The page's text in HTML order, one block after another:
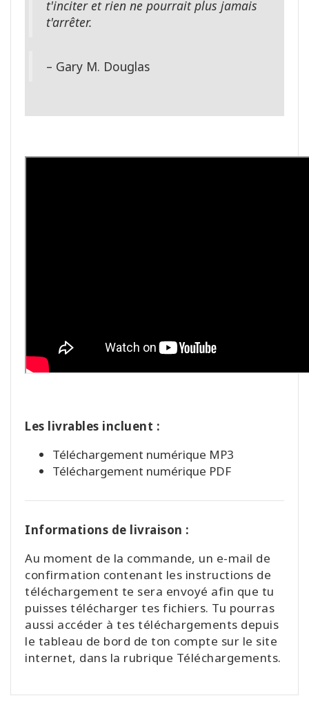
t'inciter et rien ne pourrait plus jamais
t'arrêter.
– Gary M. Douglas
Les livrables incluent :
Téléchargement numérique MP3
Téléchargement numérique PDF
Informations de livraison :
Au moment de la commande, un e-mail de
confirmation contenant les instructions de
téléchargement te sera envoyé afin que tu
puisses télécharger tes fichiers. Tu pourras
aussi accéder à tes téléchargements depuis
le tableau de bord de ton compte sur le site
internet, dans la rubrique Téléchargements.